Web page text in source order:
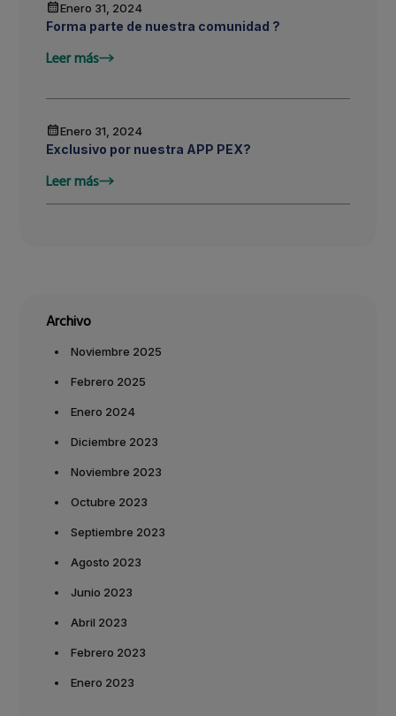
Leer más
Forma parte de nuestra comunidad ?
Enero 31, 2024
Leer más
Exclusivo por nuestra APP PEX?
Enero 31, 2024
Archivo
Noviembre 2025
Febrero 2025
Enero 2024
Diciembre 2023
Noviembre 2023
Octubre 2023
Septiembre 2023
Agosto 2023
Junio 2023
Abril 2023
Febrero 2023
Enero 2023